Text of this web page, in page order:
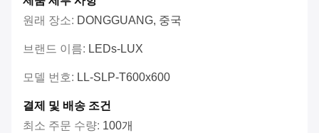
원래 장소: DONGGUANG, 중국
브랜드 이름: LEDs-LUX
모델 번호: LL-SLP-T600x600
결제 및 배송 조건
최소 주문 수량: 100개